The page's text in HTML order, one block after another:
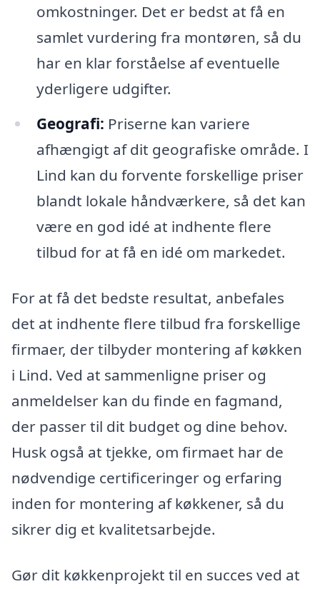
omkostninger. Det er bedst at få en
samlet vurdering fra montøren, så du
har en klar forståelse af eventuelle
yderligere udgifter.
Geografi: Priserne kan variere
afhængigt af dit geografiske område. I
Lind kan du forvente forskellige priser
blandt lokale håndværkere, så det kan
være en god idé at indhente flere
tilbud for at få en idé om markedet.
For at få det bedste resultat, anbefales
det at indhente flere tilbud fra forskellige
firmaer, der tilbyder montering af køkken
i Lind. Ved at sammenligne priser og
anmeldelser kan du finde en fagmand,
der passer til dit budget og dine behov.
Husk også at tjekke, om firmaet har de
nødvendige certificeringer og erfaring
inden for montering af køkkener, så du
sikrer dig et kvalitetsarbejde.
Gør dit køkkenprojekt til en succes ved at